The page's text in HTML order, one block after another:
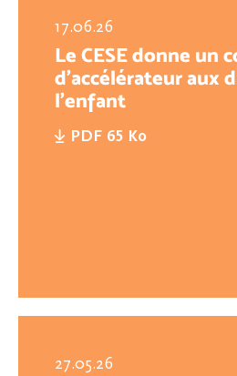
17.06.26
Le CESE donne un
d’accélérateur aux
l’enfant
PDF 65 Ko
27.05.26